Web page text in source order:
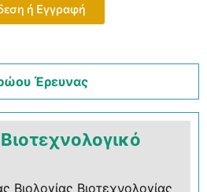
ή Εγγραφή
Έρευνας
Βιολογίας Βιοτεχνολογίας